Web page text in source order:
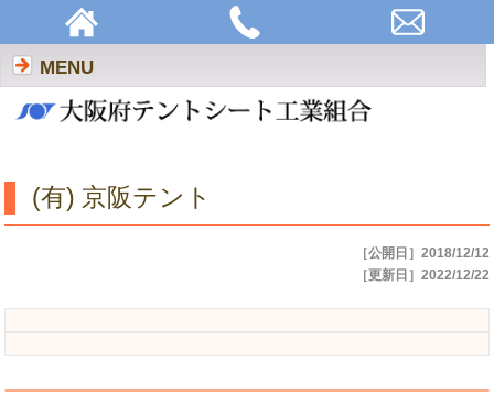
MENU
(有) 京阪テント
［公開日］2018/12/12
［更新日］2022/12/22